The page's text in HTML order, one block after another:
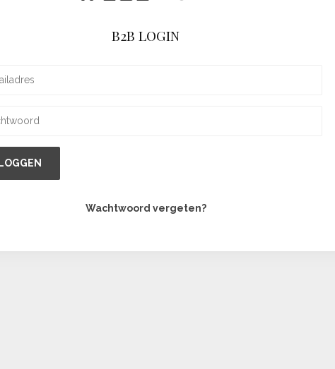
B2B LOGIN
Wachtwoord vergeten?